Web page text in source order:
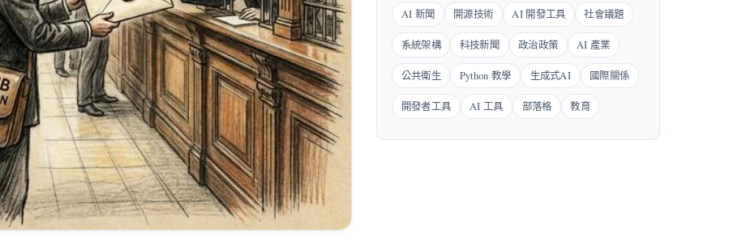
AI 新聞 開源技術 AI 開發工具 社會議題
系統架構 科技新聞 政治政策 AI 產業
公共衛生 Python 教學 生成式AI 國際關係
開發者工具 AI 工具 部落格 教育